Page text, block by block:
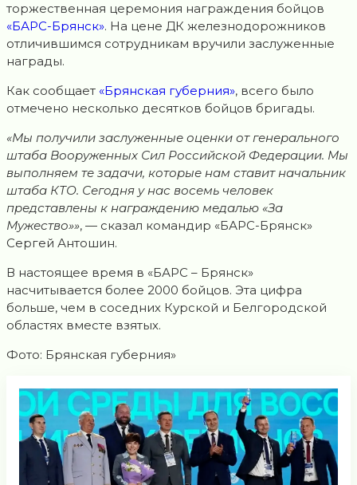
торжественная церемония награждения бойцов
«БАРС-Брянск». На цене ДК железнодорожников
отличившимся сотрудникам вручили заслуженные
награды.
Как сообщает «Брянская губерния», всего было
отмечено несколько десятков бойцов бригады.
«Мы получили заслуженные оценки от генерального
штаба Вооруженных Сил Российской Федерации. Мы
выполняем те задачи, которые нам ставит начальник
штаба КТО. Сегодня у нас восемь человек
представлены к награждению медалью «За
Мужество»», — сказал командир «БАРС-Брянск»
Сергей Антошин.
В настоящее время в «БАРС – Брянск»
насчитывается более 2000 бойцов. Эта цифра
больше, чем в соседних Курской и Белгородской
областях вместе взятых.
Фото: Брянская губерния»